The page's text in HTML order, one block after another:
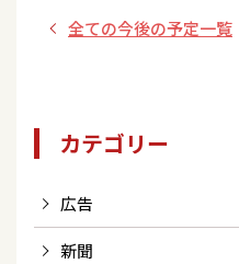
全ての今後の予定一覧
カテゴリー
広告
新聞